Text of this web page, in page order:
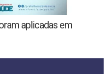
aplicadas em